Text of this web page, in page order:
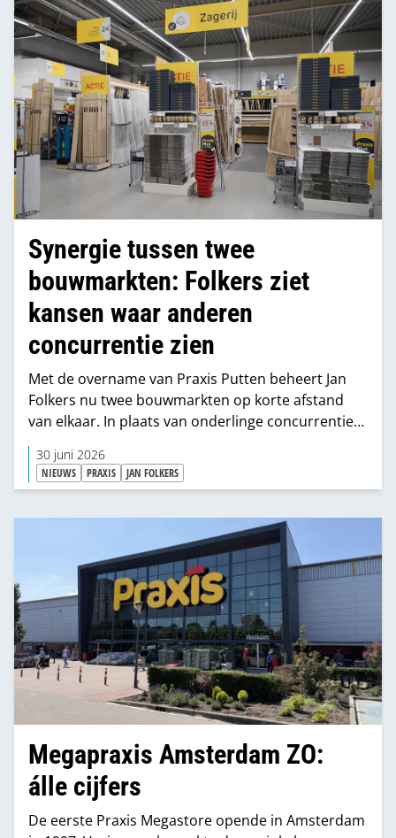
Synergie tussen twee
bouwmarkten: Folkers ziet
kansen waar anderen
concurrentie zien
Met de overname van Praxis Putten beheert Jan
Folkers nu twee bouwmarkten op korte afstand
van elkaar. In plaats van onderlinge concurrentie
zet hij in op samenwerking tussen de twee
vestigingen.
30 juni 2026
NIEUWS PRAXIS JAN FOLKERS
Megapraxis Amsterdam ZO:
álle cijfers
De eerste Praxis Megastore opende in Amsterdam